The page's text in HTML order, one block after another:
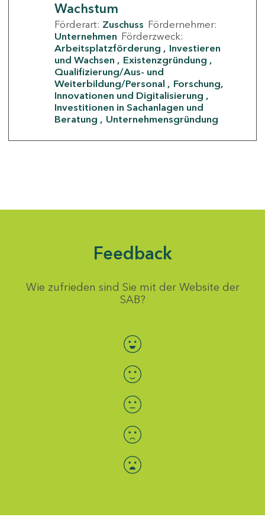
Wachstum
Förderart: Zuschuss Fördernehmer:
Unternehmen Förderzweck:
Arbeitsplatzförderung
Investieren
und Wachsen
Existenzgründung
Qualifizierung/Aus- und
Weiterbildung/Personal
Forschung,
Innovationen und Digitalisierung
Investitionen in Sachanlagen und
Beratung
Unternehmensgründung
Feedback
Wie zufrieden sind Sie mit der Website der
SAB?
Bewertung auswählen